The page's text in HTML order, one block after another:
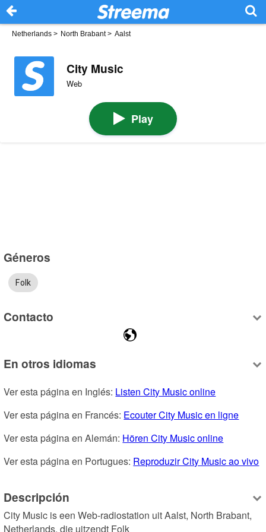
Netherlands > North Brabant> Aalst
City Music
Web
Play
Géneros
Folk
Contacto
En otros idiomas
Ver esta página en Inglés: Listen City Music online
Ver esta página en Francés: Ecouter City Music en ligne
Ver esta página en Alemán: Hören City Music online
Ver esta página en Portugues: Reproduzir City Music ao vivo
Descripción
City Music is een Web-radiostation uit Aalst, North Brabant,
Netherlands, die uitzendt Folk